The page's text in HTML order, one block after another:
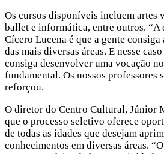
Os cursos disponíveis incluem artes
ballet e informática, entre outros. “A
Cícero Lucena é que a gente
das mais diversas áreas. E nesse
consiga desenvolver uma vocação
fundamental. Os nossos professores
reforçou.
O diretor do Centro Cultural, Júnior
que o processo seletivo oferece
de todas as idades que desejam
conhecimentos em diversas áreas.